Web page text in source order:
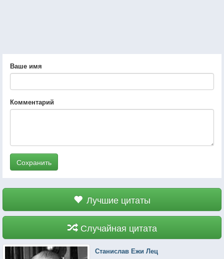
Ваше имя
Комментарий
Сохранить
Лучшие цитаты
Случайная цитата
Станислав Ежи Лец